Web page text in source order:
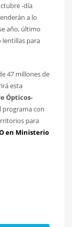
-día
a lo
año, último
lentillas para
47 millones de
esta
Ópticos-
programa con
para
en Ministerio